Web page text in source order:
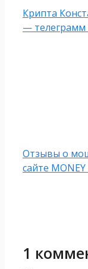
Крипта
— телеграмм
Отзывы о
сайте MONEY
1